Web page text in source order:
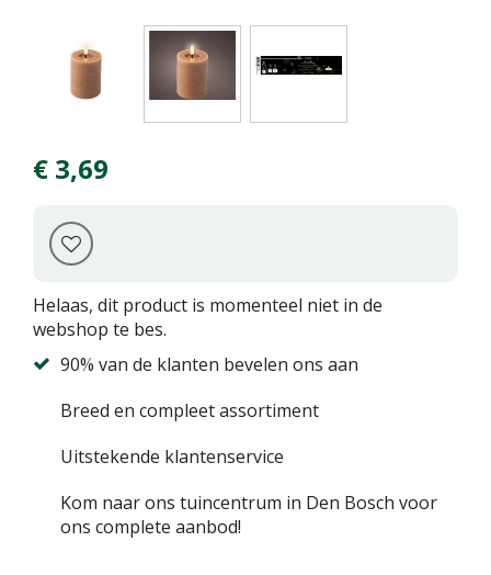
€ 3,69
Helaas, dit product is momenteel niet in de
webshop te bes.
90% van de klanten bevelen ons aan
Breed en compleet assortiment
Uitstekende klantenservice
Kom naar ons tuincentrum in Den Bosch voor
ons complete aanbod!